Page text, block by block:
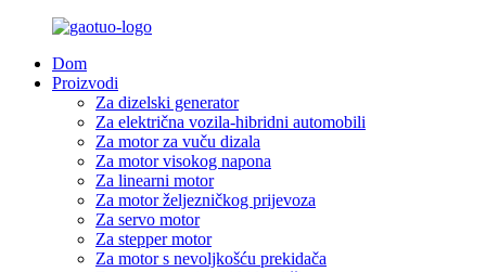
Dom
Proizvodi
Za dizelski generator
Za električna vozila-hibridni automobili
Za motor za vuču dizala
Za motor visokog napona
Za linearni motor
Za motor željezničkog prijevoza
Za servo motor
Za stepper motor
Za motor s nevoljkošću prekidača